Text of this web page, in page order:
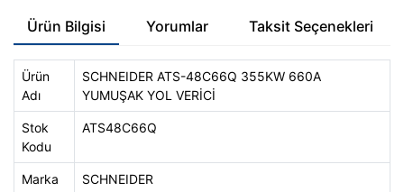
Ürün Bilgisi Yorumlar Taksit Seçenekleri
Ürün
Adı
SCHNEIDER ATS-48C66Q 355KW 660A
YUMUŞAK YOL VERİCİ
Stok
Kodu
ATS48C66Q
Marka SCHNEIDER